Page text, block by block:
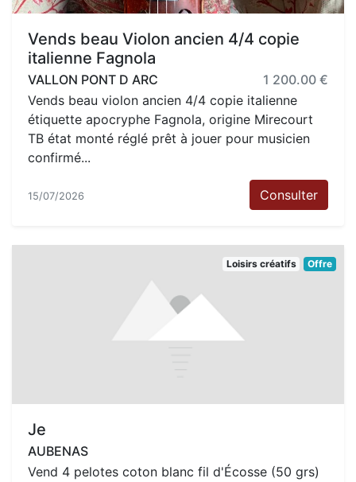
Vends beau Violon ancien 4/4 copie
italienne Fagnola
VALLON PONT D ARC
1 200.00 €
Vends beau violon ancien 4/4 copie italienne
étiquette apocryphe Fagnola, origine Mirecourt
TB état monté réglé prêt à jouer pour musicien
confirmé...
15/07/2026 Consulter
Loisirs créatifs Offre
Je
AUBENAS
Vend 4 pelotes coton blanc fil d'Écosse (50 grs)